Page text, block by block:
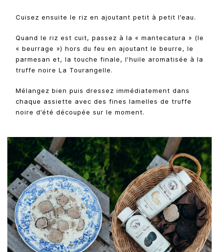
Cuisez ensuite le riz en ajoutant petit à petit l’eau.
Quand le riz est cuit, passez à la « mantecatura » (le
« beurrage ») hors du feu en ajoutant le beurre, le
parmesan et, la touche finale, l’huile aromatisée à la
truffe noire La Tourangelle.
Mélangez bien puis dressez immédiatement dans
chaque assiette avec des fines lamelles de truffe
noire d’été découpée sur le moment.